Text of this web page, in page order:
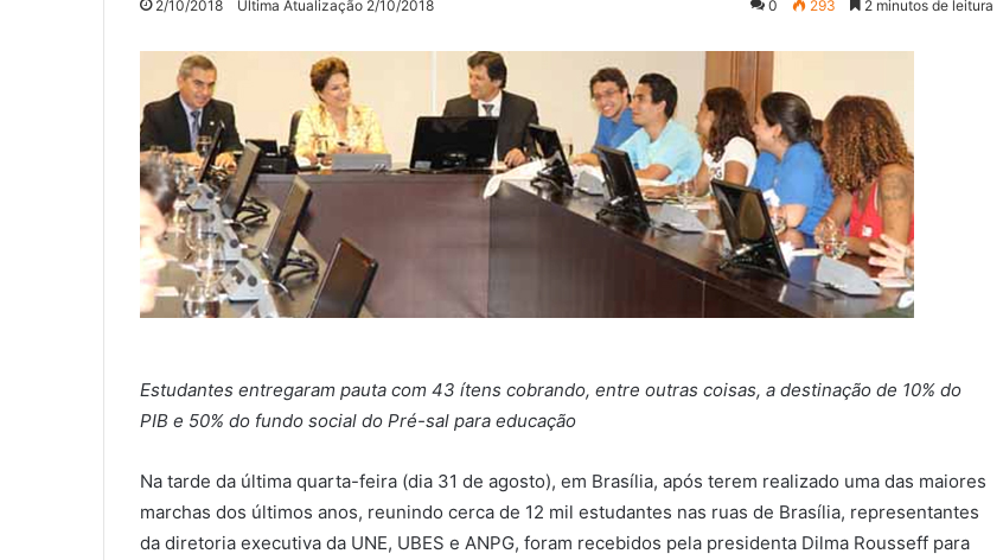
2/10/2018 Última Atualização 2/10/2018 0 293 2 minutos de leitura
Estudantes entregaram pauta com 43 ítens cobrando, entre outras coisas, a destinação de 10% do
PIB e 50% do fundo social do Pré-sal para educação
Na tarde da última quarta-feira (dia 31 de agosto), em Brasília, após terem realizado uma das maiores
marchas dos últimos anos, reunindo cerca de 12 mil estudantes nas ruas de Brasília, representantes
da diretoria executiva da UNE, UBES e ANPG, foram recebidos pela presidenta Dilma Rousseff para